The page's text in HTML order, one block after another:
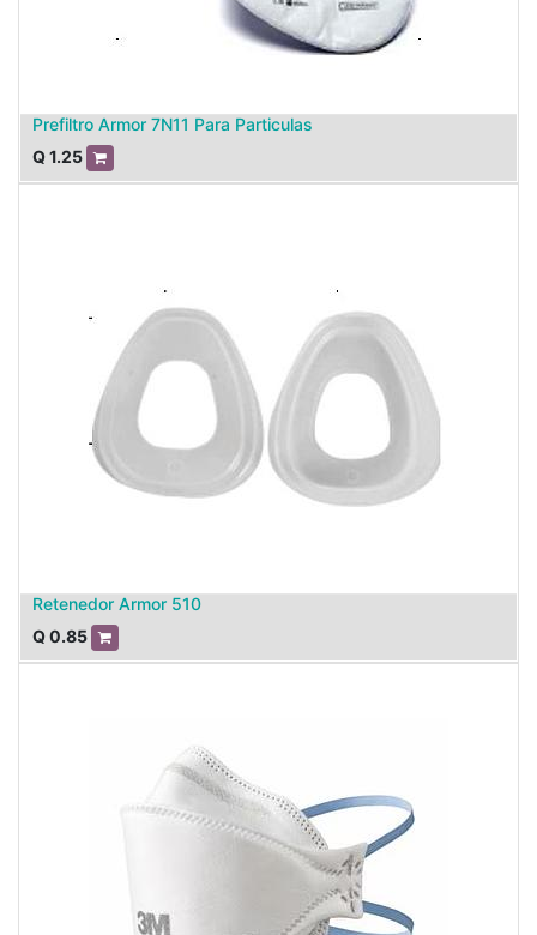
Prefiltro Armor 7N11 Para Particulas
Q1.25
Retenedor Armor 510
Q0.85